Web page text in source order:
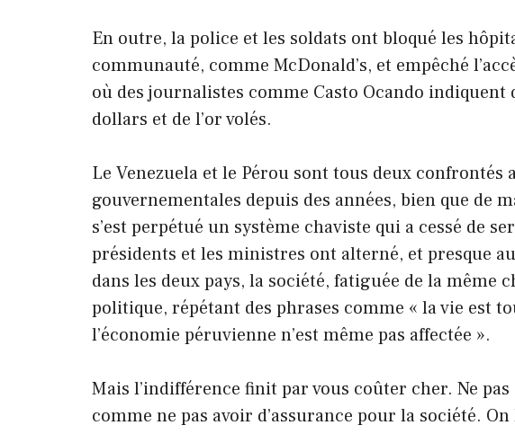
En outre, la police et les soldats ont bloqué les
communauté, comme McDonald’s, et empêché
où des journalistes comme Casto Ocando indiquent
dollars et de l’or volés.
Le Venezuela et le Pérou sont tous deux confrontés
gouvernementales depuis des années, bien que de
s’est perpétué un système chaviste qui a cessé de
présidents et les ministres ont alterné, et presque
dans les deux pays, la société, fatiguée de la même
politique, répétant des phrases comme « la vie est
l’économie péruvienne n’est même pas affectée ».
Mais l’indifférence finit par vous coûter cher. Ne
comme ne pas avoir d’assurance pour la société.